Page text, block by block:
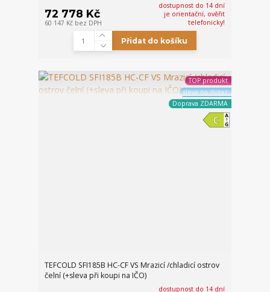
72 778 Kč
60 147 Kč bez DPH
dostupnost do 14 dní
je orientační, ověřit
telefonicky!
Přidat do košíku
TOP produkt
sleva na dotaz
Doprava ZDARMA
TEFCOLD SFI185B HC-CF VS Mrazicí /chladicí ostrov
čelní (+sleva při koupi na IČO)
dostupnost do 14 dní